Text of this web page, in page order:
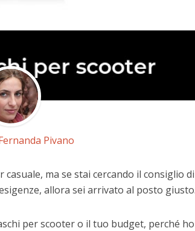
Pivano
ma se stai cercando il consiglio
allora sei arrivato al posto giusto.
per scooter o il tuo budget, perché ho